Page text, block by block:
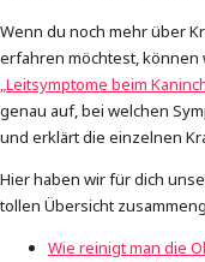
Wenn du noch mehr über
erfahren möchtest, können
„Leitsymptome beim
genau auf, bei welchen
und erklärt die einzelnen
Hier haben wir für dich
tollen Übersicht
Wie reinigt man die